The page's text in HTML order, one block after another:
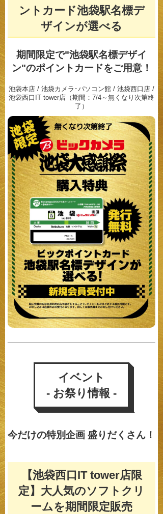
ントカード池袋駅名標デ
ザインが選べる
期間限定で"池袋駅名標デザイ
ン"のポイントカードをご用意！
池袋本店 / 池袋カメラ･パソコン館 / 池袋西口店 /
池袋西口IT tower店（期間：7/4～無くなり次第終
了）
イベント
- お祭り情報 -
今だけの特別企画 盛りだくさん！
【池袋西口IT tower店限
定】大人気のソフトクリ
ームを期間限定販売